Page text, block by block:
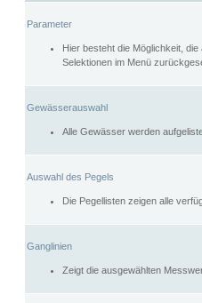
Parameter
Hier besteht die Möglichkeit,
Selektionen im Menü
Gewässerauswahl
Alle Gewässer werden
Auswahl des Pegels
Die Pegellisten zeigen alle
Ganglinien
Zeigt die ausgewählten